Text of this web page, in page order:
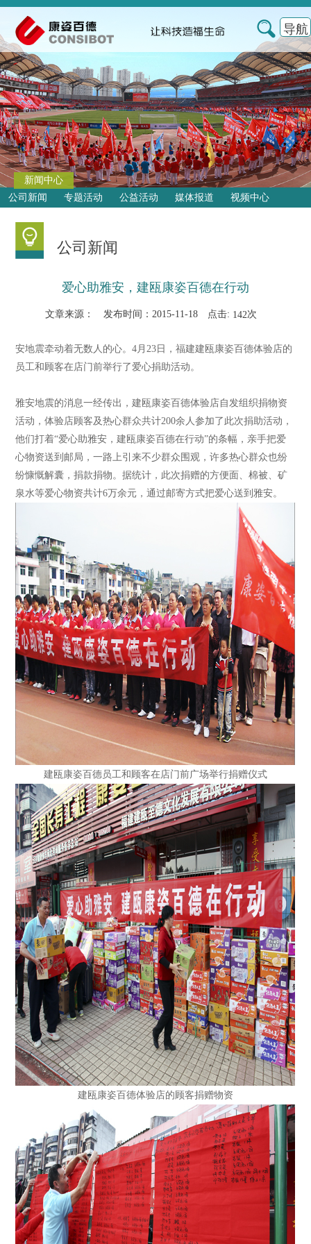
导航
新闻中心
公司新闻
专题活动 公益活动 媒体报道 视频中心
公司新闻
爱心助雅安，建瓯康姿百德在行动
文章来源： 发布时间：2015-11-18 点击: 142次
安地震牵动着无数人的心。4月23日，福建建瓯康姿百德体验店的
员工和顾客在店门前举行了爱心捐助活动。
雅安地震的消息一经传出，建瓯康姿百德体验店自发组织捐物资
活动，体验店顾客及热心群众共计200余人参加了此次捐助活动，
他们打着“爱心助雅安，建瓯康姿百德在行动”的条幅，亲手把爱
心物资送到邮局，一路上引来不少群众围观，许多热心群众也纷
纷慷慨解囊，捐款捐物。据统计，此次捐赠的方便面、棉被、矿
泉水等爱心物资共计6万余元，通过邮寄方式把爱心送到雅安。
建瓯康姿百德员工和顾客在店门前广场举行捐赠仪式
建瓯康姿百德体验店的顾客捐赠物资